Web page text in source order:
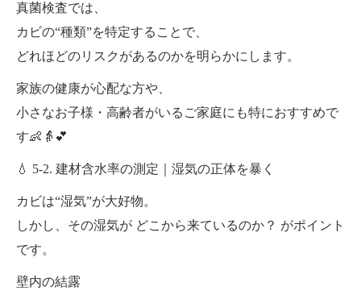
真菌検査では、
カビの“種類”を特定することで、
どれほどのリスクがあるのかを明らかにします。
家族の健康が心配な方や、
小さなお子様・高齢者がいるご家庭にも特におすすめで
す👶👵💕
💧 5-2. 建材含水率の測定｜湿気の正体を暴く
カビは“湿気”が大好物。
しかし、その湿気が どこから来ているのか？ がポイント
です。
壁内の結露